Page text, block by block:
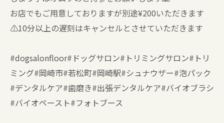
お店でもご用意しておりますが別途¥200いただきます
⚠️10分以上の遅刻はキャンセルとさせていただきます
#dogsalonfloor#ドッグサロン#トリミングサロン#トリ
ミング#岡崎市#若松町#岡崎駅#シュナウザー#泡パック
#デンタルケア#歯磨き#出張デンタルケア#バイオブラシ
#バイオペースト#フォトブース